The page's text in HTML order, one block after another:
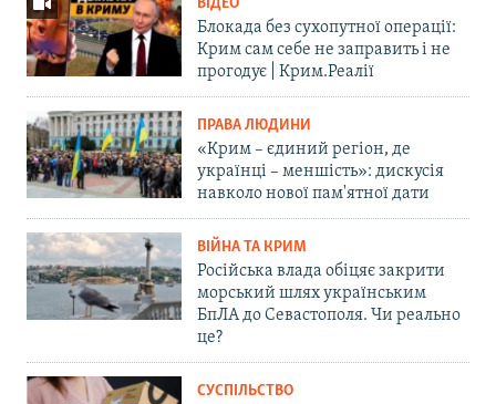
ВІДЕО
Блокада без сухопутної операції:
Крим сам себе не заправить і не
прогодує | Крим.Реалії
ПРАВА ЛЮДИНИ
«Крим – єдиний регіон, де
українці – меншість»: дискусія
навколо нової пам'ятної дати
ВІЙНА ТА КРИМ
Російська влада обіцяє закрити
морський шлях українським
БпЛА до Севастополя. Чи реально
це?
СУСПІЛЬСТВО